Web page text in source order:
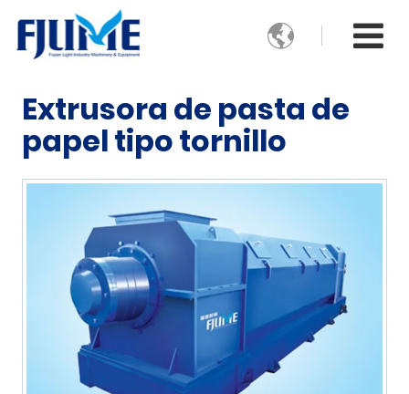

Extrusora de pasta de
papel tipo tornillo